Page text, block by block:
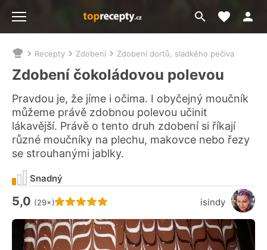
Přejít
na
Moje
Nacházíte
se
zde:
Recepty Zdobení Zdobení dortů, sladkého pečiva
Zdobení čokoládovou polevou
Pravdou je, že jíme i očima. I obyčejný moučník
můžeme právě zdobnou polevou učinit
lákavější. Právě o tento druh zdobení si říkají
různé moučníky na plechu, makovce nebo řezy
se strouhanými jablky.
Hodnocení receptu je
5,0 (29×) isindy
Snadný